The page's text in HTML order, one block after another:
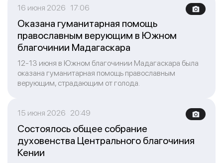
16 июня 2026 17:06
Оказана гуманитарная помощь
православным верующим в Южном
благочинии Мадагаскара
12-13 июня в Южном благочинии Мадагаскара была
оказана гуманитарная помощь православным
верующим, страдающим от голода.
15 июня 2026 20:49
Состоялось общее собрание
духовенства Центрального благочиния
Кении